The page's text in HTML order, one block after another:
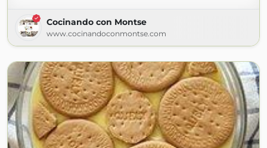
Cocinando con Montse
www.cocinandoconmontse.com